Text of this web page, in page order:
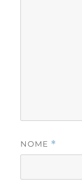
NOME *